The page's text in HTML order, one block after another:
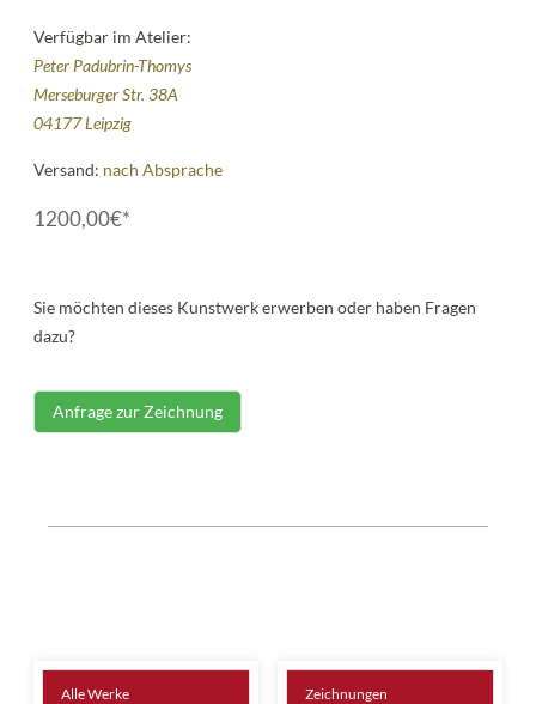
Verfügbar im Atelier:
Peter Padubrin-Thomys
Merseburger Str. 38A
04177 Leipzig
Versand: nach Absprache
1200,00€*
Sie möchten dieses Kunstwerk erwerben oder haben Fragen
dazu?
Anfrage zur Zeichnung
Alle Werke Zeichnungen